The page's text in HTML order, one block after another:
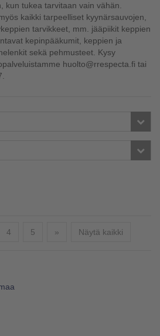
kun tukea tarvitaan vain vähän.
kaikki tarpeelliset kyynärsauvojen,
tarvikkeet, mm. jääpiikit keppien
kepinpääkumit, keppien ja
sekä pehmusteet. Kysy
huolto@rrespecta.fi tai
4 5 » SeuraavaNäytä kaikki